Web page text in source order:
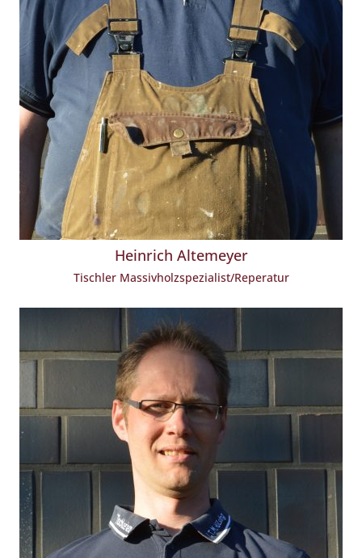
Heinrich Altemeyer
Tischler Massivholzspezialist/Reperatur